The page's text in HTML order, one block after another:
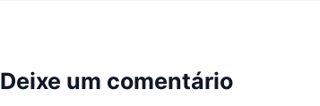
Deixe um comentário